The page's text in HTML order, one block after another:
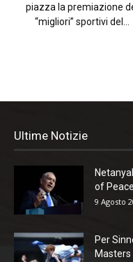
piazza la premiazione
“migliori” sportivi del...
Ultime Notizie
of
9 Agosto
Per
Masters